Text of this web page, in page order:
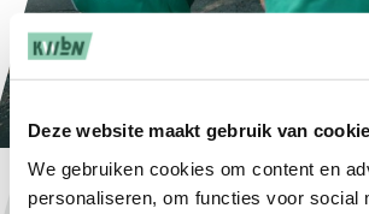
Deze website maakt gebruik van
We gebruiken cookies om content en
personaliseren, om functies voor social
Laagdrempelig